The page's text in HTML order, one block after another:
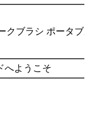
クブラシ ポータブル
へようこそ